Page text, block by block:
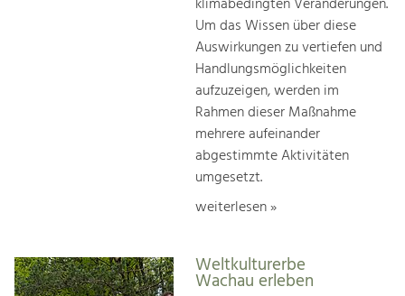
Um das Wissen über diese
Auswirkungen zu vertiefen und
Handlungsmöglichkeiten
aufzuzeigen, werden im
Rahmen dieser Maßnahme
mehrere aufeinander
abgestimmte Aktivitäten
umgesetzt.
weiterlesen »
Weltkulturerbe
Wachau erleben